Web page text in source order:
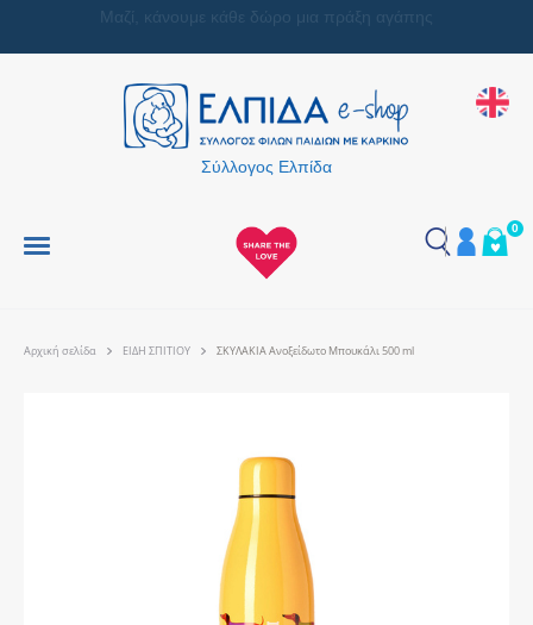
Μαζί, κάνουμε κάθε δώρο μια πράξη αγάπης
Σύλλογος Ελπίδα
0
Αρχική σελίδα ΕΙΔΗ ΣΠΙΤΙΟΥ ΣΚΥΛΑΚΙΑ Ανοξείδωτο Μπουκάλι 500 ml